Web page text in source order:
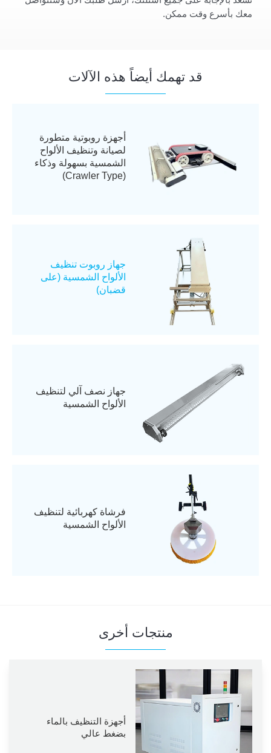
معك بأسرع وقت ممكن.
قد تهمك أيضاً هذه الآلات
أجهزة روبوتية متطورة
لصيانة وتنظيف الألواح
الشمسية بسهولة وذكاء
(Crawler Type)
جهاز روبوت تنظيف
الألواح الشمسية (على
قضبان)
جهاز نصف آلي لتنظيف
الألواح الشمسية
فرشاة كهربائية لتنظيف
الألواح الشمسية
منتجات أخرى
أجهزة التنظيف بالماء
بضغط عالي